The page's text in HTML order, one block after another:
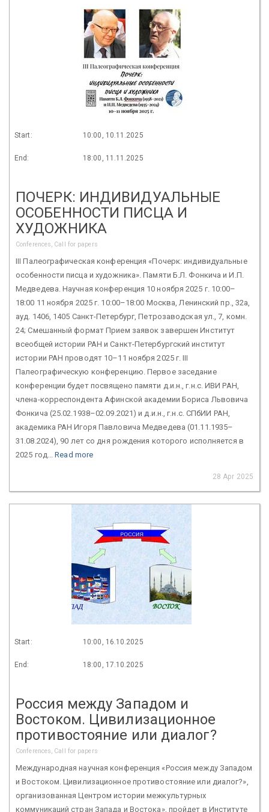
Start: 10:00, 10.11.2025
End: 18:00, 11.11.2025
ПОЧЕРК: ИНДИВИДУАЛЬНЫЕ
ОСОБЕННОСТИ ПИСЦА И
ХУДОЖНИКА
Conferences, Call for papers
III Палеографическая конференция «Почерк: индивидуальные
особенности писца и художника». Памяти Б.Л. Фонкича и И.П.
Медведева. Научная конференция 10 ноября 2025 г. 10:00–
18:00 11 ноября 2025 г. 10:00–18:00 Москва, Ленинский пр., 32а,
ауд. 1406, 1405 Санкт-Петербург, Петрозаводская ул., 7, комн.
24; Смешанный формат Прием заявок завершен Институт
всеобщей истории РАН и Санкт-Петербургский институт
истории РАН проводят 10–11 ноября 2025 г. III
Палеографическую конференцию. Первое заседание
конференции будет посвящено памяти д.и.н., г.н.с. ИВИ РАН,
члена-корреспондента Афинской академии Бориса Львовича
Фонкича (25.02.1938–02.09.2021) и д.и.н., г.н.с. СПбИИ РАН,
академика РАН Игоря Павловича Медведева (01.11.1935–
31.08.2024), 90 лет со дня рождения которого исполняется в
2025 год...Read more
28 Apr 2025
Start: 10:00, 16.10.2025
End: 18:00, 17.10.2025
Россия между Западом и
Востоком. Цивилизационное
противостояние или диалог?
Conferences, Call for papers
Международная научная конференция «Россия между Западом
и Востоком. Цивилизационное противостояние или диалог?»,
организованная Центром истории межкультурных
коммуникаций стран Запада и Востока», пройдет в Институте